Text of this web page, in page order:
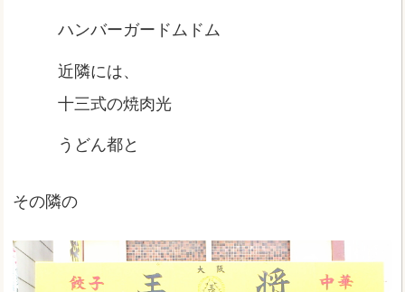
ハンバーガードムドム
近隣には、
十三式の焼肉光
うどん都と
その隣の